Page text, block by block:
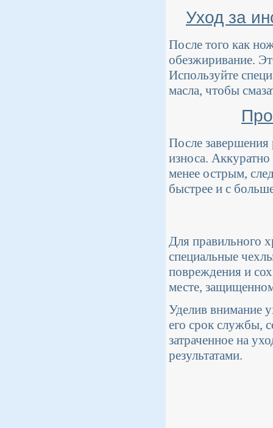
Уход за
После того как
обезжиривание.
Используйте
масла, чтобы
После
износа.
менее острым,
быстрее и с
Для правильного
специальные
повреждения и
месте,
Уделив внимание
его срок службы,
затраченное на
результатами.